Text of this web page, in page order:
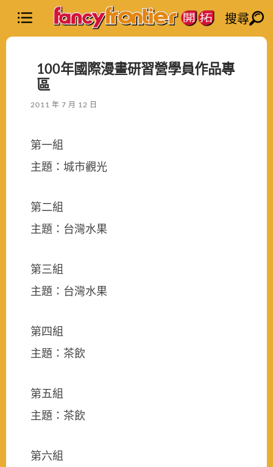
搜尋
100年國際漫畫研習營學員作品專
區
2011 年 7 月 12 日
第一組
主題：城市觀光
第二組
主題：台灣水果
第三組
主題：台灣水果
第四組
主題：茶飲
第五組
主題：茶飲
第六組